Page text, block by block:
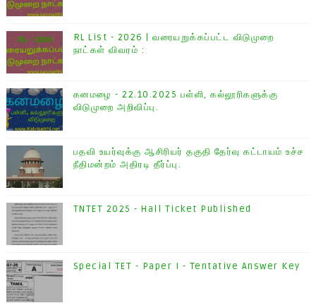
RL List - 2026 | வரையறுக்கப்பட்ட விடுமுறை
நாட்கள் விவரம் :
கனமழை - 22.10.2025 பள்ளி, கல்லூரிகளுக்கு
விடுமுறை அறிவிப்பு.
பதவி உயர்வுக்கு ஆசிரியர் தகுதி தேர்வு கட்டாயம் உச்ச
நீதிமன்றம் அதிரடி தீர்ப்பு.
TNTET 2025 - Hall Ticket Published
Special TET - Paper I - Tentative Answer Key